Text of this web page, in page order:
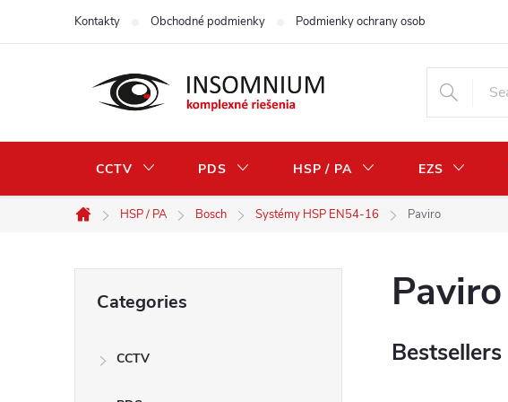
Kontakty Obchodné podmienky Podmienky ochrany osobných údajov
CCTV PDS HSP / PA EZS
Home
HSP / PA Bosch Systémy HSP EN54-16 Paviro
categories
Categories
CCTV
Paviro
Bestsellers